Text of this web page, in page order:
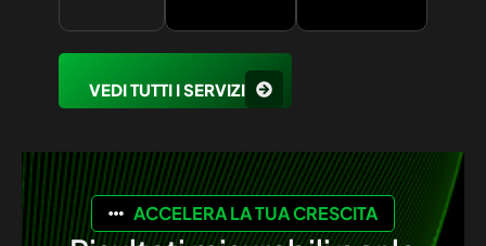
VEDI TUTTI I SERVIZI
ACCELERA LA TUA CRESCITA